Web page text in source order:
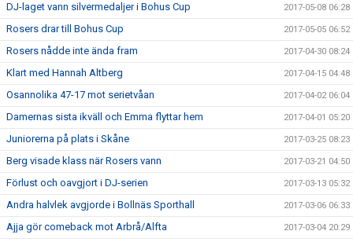
DJ-laget vann silvermedaljer i Bohus Cup 2017-05-08 06:28
Rosers drar till Bohus Cup 2017-05-05 06:52
Rosers nådde inte ända fram 2017-04-30 08:24
Klart med Hannah Altberg 2017-04-15 04:48
Osannolika 47-17 mot serietvåan 2017-04-02 06:04
Damernas sista ikväll och Emma flyttar hem 2017-04-01 05:20
Juniorerna på plats i Skåne 2017-03-25 08:23
Berg visade klass när Rosers vann 2017-03-21 04:50
Förlust och oavgjort i DJ-serien 2017-03-13 05:32
Andra halvlek avgjorde i Bollnäs Sporthall 2017-03-06 06:33
Ajja gör comeback mot Arbrå/Alfta 2017-03-04 20:29